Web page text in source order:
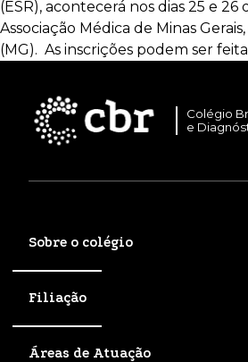
(ESR), acontecerá nos dias 25 e 26
Associação Médica de Minas
(MG). As inscrições podem ser
Colégio
e
Sobre o colégio
Filiação
Áreas de Atuação